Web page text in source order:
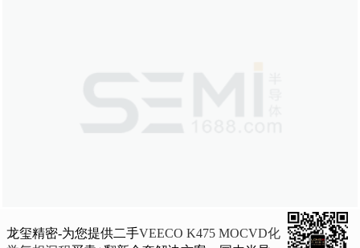
龙玺精密-为您提供二手VEECO K475 MOCVD化